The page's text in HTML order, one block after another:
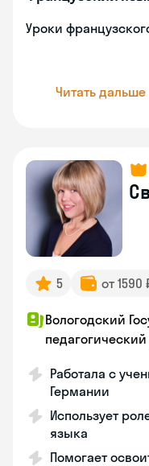
Уроки
Читать дальше
5 от 1590
Вологодский
Работала с
Германии
Использует
языка
Помогает